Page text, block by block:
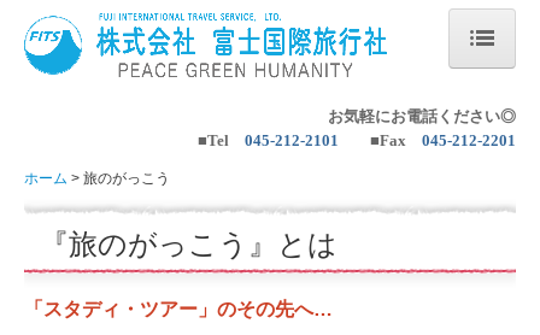
中南米の旅
アジアの旅
お気軽にお電話ください◎
■Tel 045-212-2101 ■Fax 045-212-2201
ホーム 旅のがっこう
『旅のがっこう』とは
「スタディ・ツアー」のその先へ…